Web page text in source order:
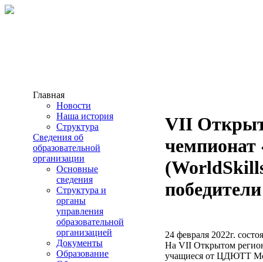
Главная
Новости
Наша история
Структура
Сведения об
образовательной
организации
Основные
сведения
Структура и
органы
управления
образовательной
организацией
Документы
Образование
VII
победители
24 февраля 2022г.
На VII Открытом
учащиеся от ЦДЮТТ